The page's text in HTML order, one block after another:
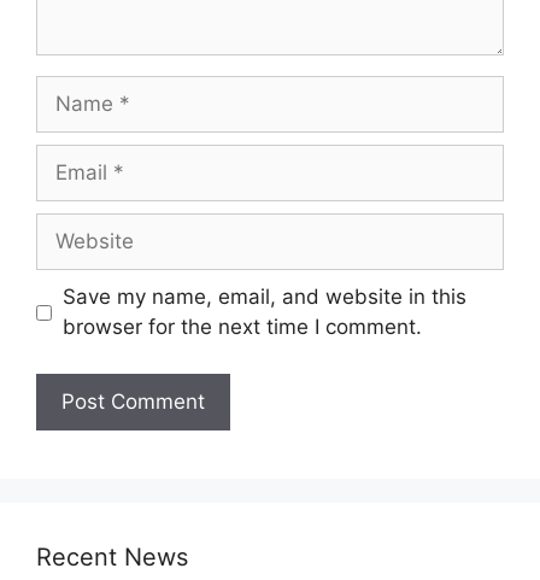
Name
Email
Website
Save my name, email, and website in this
browser for the next time I comment.
Recent News